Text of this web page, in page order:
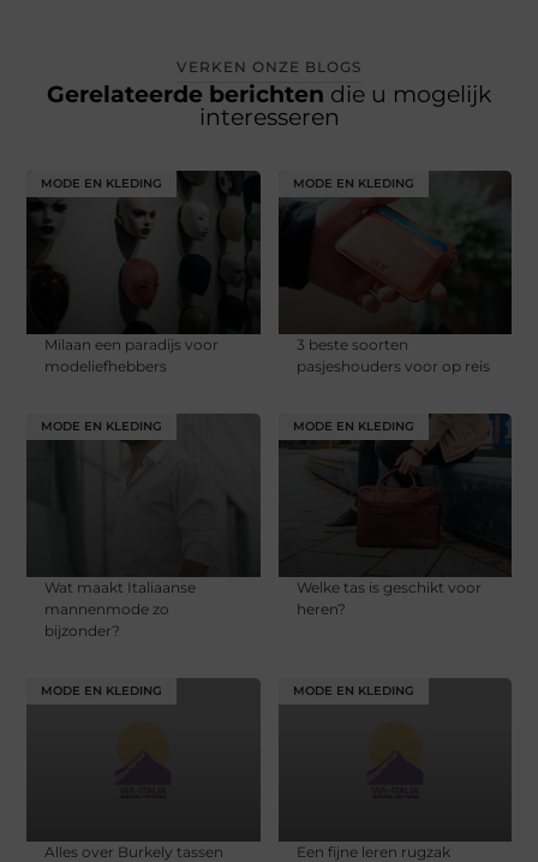
VERKEN ONZE BLOGS
Gerelateerde berichten die u mogelijk
interesseren
MODE EN KLEDING
Milaan een paradijs voor
modeliefhebbers
MODE EN KLEDING
3 beste soorten
pasjeshouders voor op reis
MODE EN KLEDING
Wat maakt Italiaanse
mannenmode zo
bijzonder?
MODE EN KLEDING
Welke tas is geschikt voor
heren?
MODE EN KLEDING
Alles over Burkely tassen
MODE EN KLEDING
Een fijne leren rugzak